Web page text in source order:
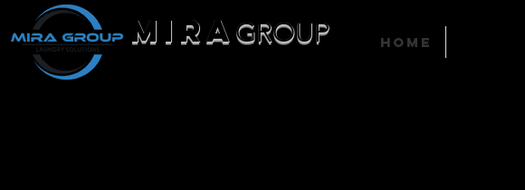
Home
MIRAGROUP